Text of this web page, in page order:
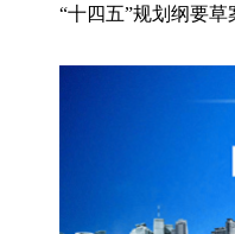
“十四五”规划纲要草